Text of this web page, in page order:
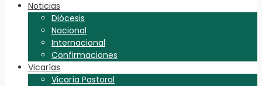
Noticias
Diócesis
Nacional
Internacional
Confirmaciones
Vicarías
Vicaría Pastoral